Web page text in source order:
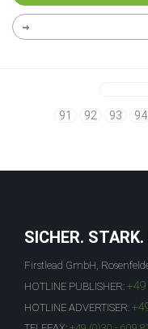
91
92 93 94
SICHER.
Firstlead GmbH,
HOTLINE PUBLISHER: +49
HOTLINE ADVERTISER: